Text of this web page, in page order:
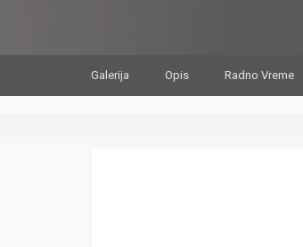
Galerija Opis Radno Vreme